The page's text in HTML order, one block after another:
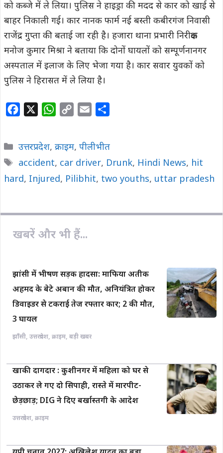
को कब्जे में ले लिया। पुलिस ने हाइड्रा की मदद से कार को खाई से
बाहर निकाली गई। कार नानक फार्म नई बस्ती कबीरगंज निवासी
राजेंद्र गुप्ता की बताई जा रही है। हजारा थाना प्रभारी निरीक्षक
मनोज कुमार मिश्रा ने बताया कि दोनों घायलों को सम्पूर्णनानगर
अस्पताल में इलाज के लिए भेजा गया है। कार सवार युवकों को
पुलिस ने हिरासत में ले लिया है।
e
b
o
W
t
s
A
y
L
i
l
e
Categories
उत्तरप्रदेश, क्राइम, पीलीभीत
Tags
accident, car driver, Drunk, Hindi News, hit
hard, Injured, Pilibhit, two youths, uttar pradesh
खबरें और भी हैं...
झांसी में भीषण सड़क हादसा: माफिया अतीक
अहमद के बेटे अबान की मौत, अनियंत्रित होकर
डिवाइडर से टकराई तेज रफ्तार कार; 2 की मौत,
3 घायल
झाँसी, उत्तरप्रदेश, क्राइम, बड़ी खबर
खाकी दागदार : कुशीनगर में महिला को घर से
उठाकर ले गए दो सिपाही, रास्ते में मारपीट-
छेड़छाड़; DIG ने दिए बर्खास्तगी के आदेश
उत्तरप्रदेश, क्राइम